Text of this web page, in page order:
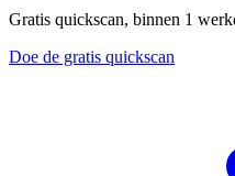
Gratis quickscan, binnen 1
Doe de gratis quickscan